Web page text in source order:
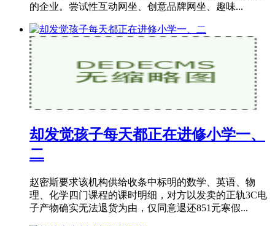
的企业。尝试性互动网坐、创意品牌网坐、趣味...
却发觉孩子每天都正在进修小学一、
二
赵密斯要求该机构供给收条中标明的数学、英语、物
理、化学四门课程的课时明细，对方以发卖的正轨3C电
子产物确实无法退货为由，仅同意退还851元寒假...